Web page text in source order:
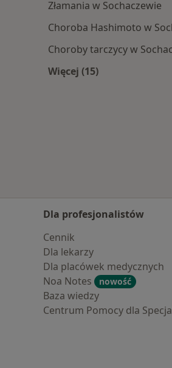
Złamania w Sochaczewie
Choroba Hashimoto w
Choroby tarczycy w
Więcej (15)
Dla profesjonalistów
Cennik
Dla lekarzy
Dla placówek medycznych
Noa Notes
nowość
Baza wiedzy
Centrum Pomocy dla